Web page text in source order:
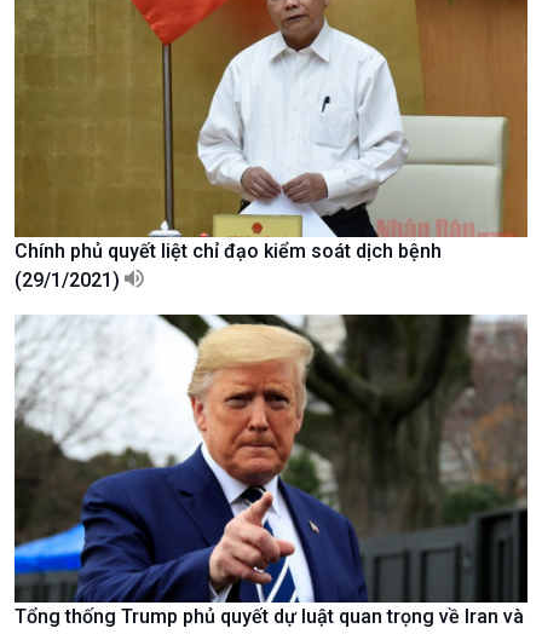
Tin Đời sống & Xã hội
Tài nguyên và Môi trường
Chuyên gia của bạn
Xã hội chuyển động
Bước chân đến trường
Khoa học & Công nghệ
Tin Khoa học & Công nghệ
Kết nối công nghệ
Sống chung với biến đổi
khí hậu
Chính phủ quyết liệt chỉ đạo kiểm soát dịch bệnh
(29/1/2021)
Tổng thống Trump phủ quyết dự luật quan trọng về Iran và